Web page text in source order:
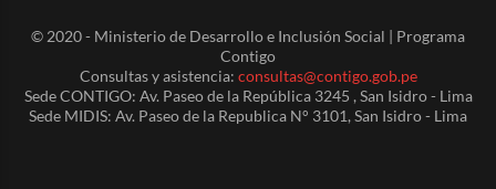
© 2020 - Ministerio de Desarrollo e Inclusión Social | Programa
Contigo
Consultas y asistencia: consultas@contigo.gob.pe
Sede CONTIGO: Av. Paseo de la República 3245 , San Isidro - Lima
Sede MIDIS: Av. Paseo de la Republica N° 3101, San Isidro - Lima